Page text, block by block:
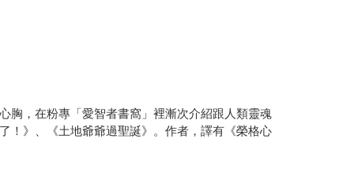
胸，在粉專「愛智者書窩」裡漸次介紹跟人類靈魂
！》、《土地爺爺過聖誕》。作者，譯有《榮格心